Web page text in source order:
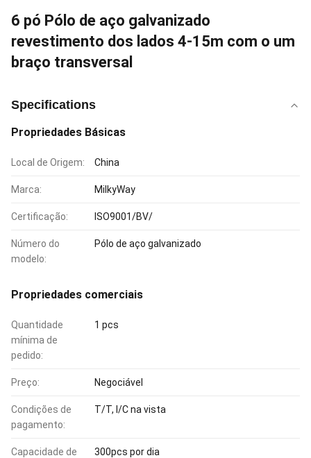
6 pó Pólo de aço galvanizado
revestimento dos lados 4-15m com o um
braço transversal
Specifications
Propriedades Básicas
Local de Origem: China
Marca: MilkyWay
Certificação: ISO9001/BV/
Número do
modelo:
Pólo de aço galvanizado
Propriedades comerciais
Quantidade
mínima de
pedido:
1 pcs
Preço: Negociável
Condições de
pagamento:
T/T, l/C na vista
Capacidade de
300pcs por dia